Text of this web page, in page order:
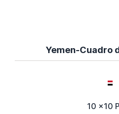
Yemen-Cuadro
10 x10